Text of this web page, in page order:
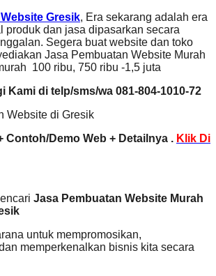
Gresik, Era sekarang adalah era
produk dan jasa dipasarkan secara
Segera buat website dan toko
Jasa Pembuatan Website Murah
100 ribu, 750 ribu -1,5 juta
Kami di telp/sms/wa 081-804-1010-72
Contoh/Demo Web + Detailnya . Klik Di
Jasa Pembuatan Website Murah
untuk mempromosikan,
memperkenalkan bisnis kita secara